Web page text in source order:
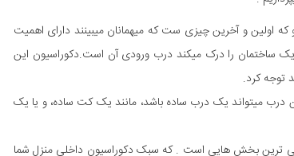
اولین و آخرین چیزی ست که میهمانان میبینند دارای اهمیت
یک ساختمان را درک میکند درب ورودی آن است.دکوراسیون این
توجه کرد.
درب میتواند یک درب ساده باشد، مانند یک کت ساده، و یا یک
ترین بخش هایی است . که سبک دکوراسیون داخلی منزل شما